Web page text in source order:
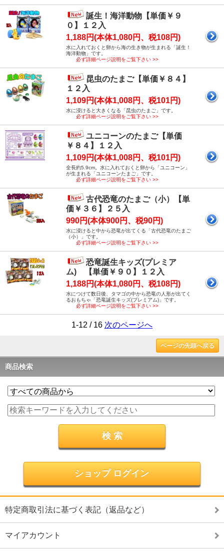
誕生！海洋動物【単価￥９
０】１２入
1,188円(本体1,080円、税108円)
水に入れておくと卵から海の生き物が生まれる「誕生！
海洋動物」です。
必ず詳細ページ説明をご覧下さい >>
昆虫のたまご【単価￥８４】
１２入
1,109円(本体1,008円、税101円)
水に浸けると大きくなる「昆虫のたまご」です。
必ず詳細ページ説明をご覧下さい >>
ユニコーンのたまご【単価
￥８４】１２入
1,109円(本体1,008円、税101円)
全長約5.9cm。水に入れておくと卵から「ユニコーン」
が生まれる「ユニコーンたまご」です。
必ず詳細ページ説明をご覧下さい >>
古代恐竜のたまご（小）【単
価￥３６】２５入
990円(本体900円、税90円)
水に浸けると中から恐竜が出てくる「古代恐竜のたまご
（小）」です。
必ず詳細ページ説明をご覧下さい >>
恐竜誕生キッズ(プレミア
ム) 【単価￥９０】１２入
1,188円(本体1,080円、税108円)
水につけて数日後、タマゴの中から恐竜の人形が出てく
るおもちゃ「恐竜誕生キッズ(プレミアム)」です。
必ず詳細ページ説明をご覧下さい >>
1-12 / 16 次のページへ
ページの先頭へ戻る
商品検索
ショップ ログイン
特定商取引法に基づく表記（返品など）
マイアカウント